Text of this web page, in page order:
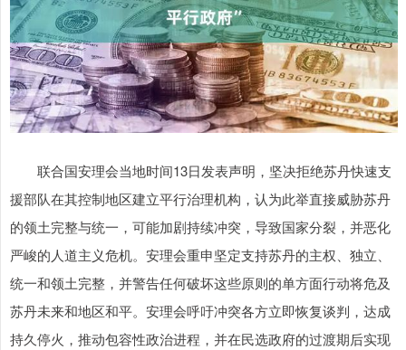
联合国安理会当地时间13日发表声明，坚决拒绝苏丹快速支
援部队在其控制地区建立平行治理机构，认为此举直接威胁苏丹
的领土完整与统一，可能加剧持续冲突，导致国家分裂，并恶化
严峻的人道主义危机。安理会重申坚定支持苏丹的主权、独立、
统一和领土完整，并警告任何破坏这些原则的单方面行动将危及
苏丹未来和地区和平。安理会呼吁冲突各方立即恢复谈判，达成
持久停火，推动包容性政治进程，并在民选政府的过渡期后实现